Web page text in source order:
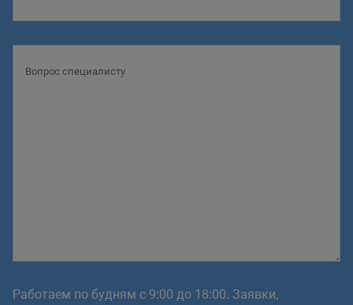
Работаем по будням с 9:00 до 18:00. Заявки,